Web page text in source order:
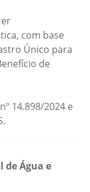
com base
Único para
de
14.898/2024 e
de Água e